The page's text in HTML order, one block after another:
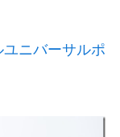
ニバーサルポ